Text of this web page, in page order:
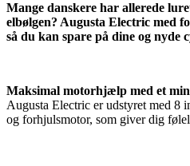
Mange danskere har allerede
elbølgen? Augusta Electric
så du kan spare på dine og nyde
Maksimal motorhjælp med et
Augusta Electric er udstyret med 8
og forhjulsmotor, som giver dig